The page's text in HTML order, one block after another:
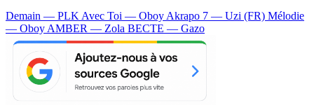
Demain — PLK Avec Toi — Oboy Akrapo 7 — Uzi (FR) Mélodie
— Oboy AMBER — Zola BECTE — Gazo